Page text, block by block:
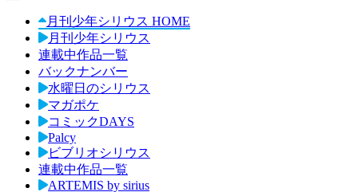
toggle navigation
月刊少年シリウス HOME
月刊少年シリウス
連載中作品一覧
バックナンバー
水曜日のシリウス
マガポケ
コミックDAYS
Palcy
ビブリオシリウス
連載中作品一覧
ARTEMIS by sirius